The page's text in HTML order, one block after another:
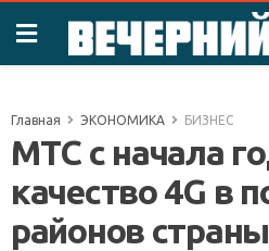
Главная ЭКОНОМИКА БИЗНЕС
МТС с начала
качество 4G в
районов страны